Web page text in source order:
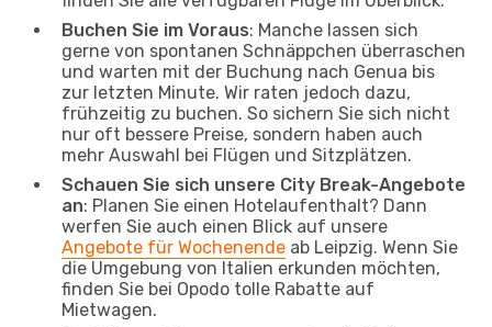
Buchen Sie im Voraus: Manche lassen sich
gerne von spontanen Schnäppchen überraschen
und warten mit der Buchung nach Genua bis
zur letzten Minute. Wir raten jedoch dazu,
frühzeitig zu buchen. So sichern Sie sich nicht
nur oft bessere Preise, sondern haben auch
mehr Auswahl bei Flügen und Sitzplätzen.
Schauen Sie sich unsere City Break-Angebote
an: Planen Sie einen Hotelaufenthalt? Dann
werfen Sie auch einen Blick auf unsere
Angebote für Wochenende ab Leipzig. Wenn Sie
die Umgebung von Italien erkunden möchten,
finden Sie bei Opodo tolle Rabatte auf
Mietwagen.